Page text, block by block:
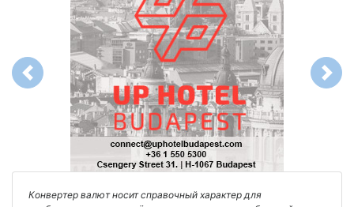
Previous Next
Конвертер валют носит справочный характер для